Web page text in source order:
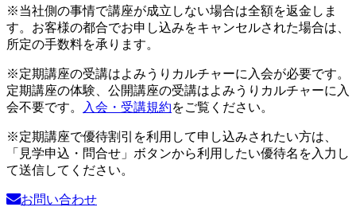
※当社側の事情で講座が成立しない場合は全額を返金しま
す。お客様の都合でお申し込みをキャンセルされた場合は、
所定の手数料を承ります。
※定期講座の受講はよみうりカルチャーに入会が必要です。
定期講座の体験、公開講座の受講はよみうりカルチャーに入
会不要です。
入会・受講規約をご覧ください。
※定期講座で優待割引を利用して申し込みされたい方は、
「見学申込・問合せ」ボタンから利用したい優待名を入力し
て送信してください。
お問い合わせ